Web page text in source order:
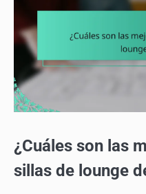
¿Cuáles son las
sillas de lounge